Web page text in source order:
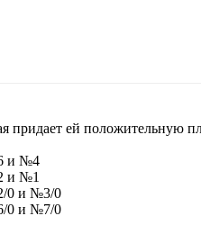
ей положительную
и №4
и №1
0 и №3/0
0 и №7/0